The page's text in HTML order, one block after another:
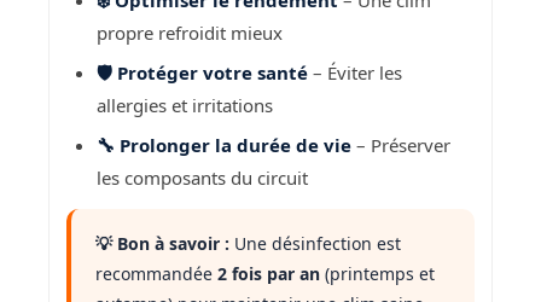
propre refroidit mieux
🛡️ Protéger votre santé – Éviter les
allergies et irritations
🔧 Prolonger la durée de vie – Préserver
les composants du circuit
💡 Bon à savoir : Une désinfection est
recommandée 2 fois par an (printemps et